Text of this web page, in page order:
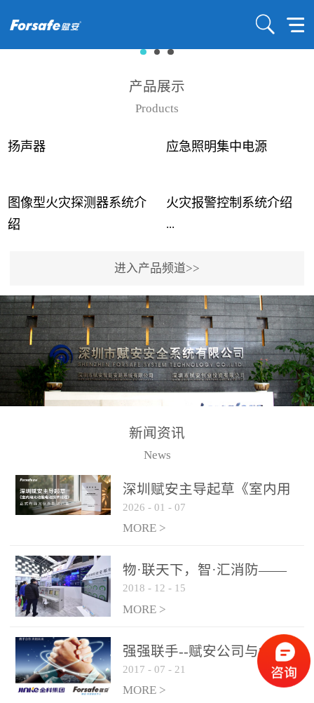
产品展示
Products
扬声器 应急照明集中电源
图像型火灾探测器系统介
绍
...
事故频发，传统的火灾探
测方法已无法满足要求。
尤其是目前众多的大型影
剧院、会议展览中心、体
育馆、大型仓库和隧道空
间等，其建筑结构特殊、
火灾隐患多。一旦发生火
传统的火灾关测器无法被
及时缺发，不能及早发现
和有效扑救火火，这不仅
力和闲难，同时也将造成
巨大的经济损失和社会影
响，基至还会造成人员伤
亡。图像型火灾探测器正
是针对这种高大空间建筑
物的消防设施、设备通过
现场图像的实时获取、预
处理和特征提取分析，实
火灾报警控制系统介绍
...
用了具有仲裁机制和冗余
校验的总线传输技术、线
路状态检测与保护技术、
后向光电感烟探测技术、
高可靠的系统抗干扰技术
等多项专利技术和专有技
警领域三十多年技术积累
和工程实践的结晶。
进入产品频道>>
新闻资讯
News
深圳赋安主导起草《室内用
光动能电池技术规程》 正式
布局光伏新能源产业
2026 - 01 - 07
MORE >
物·联天下，智·汇消防——
赋安F&S 2018上海消防展圆
满落幕
2018 - 12 - 15
MORE >
强强联手--赋安公司与金科
集团达成战略合作协议
2017 - 07 - 21
MORE >